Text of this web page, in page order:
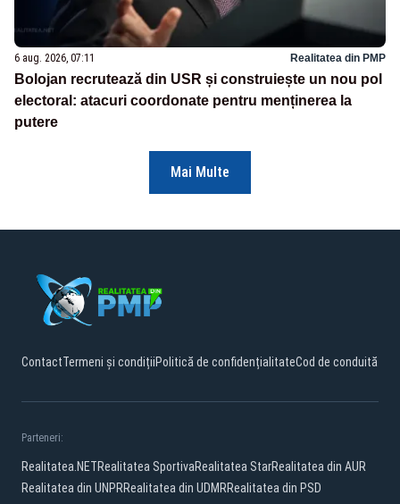
6 aug. 2026, 07:11 Realitatea din PMP
Bolojan recrutează din USR și construiește un nou pol
electoral: atacuri coordonate pentru menținerea la
putere
Mai Multe
ContactTermeni și condițiiPolitică de confidențialitateCod de conduită
Parteneri:
Realitatea.NETRealitatea SportivaRealitatea StarRealitatea din AUR
Realitatea din UNPRRealitatea din UDMRRealitatea din PSD